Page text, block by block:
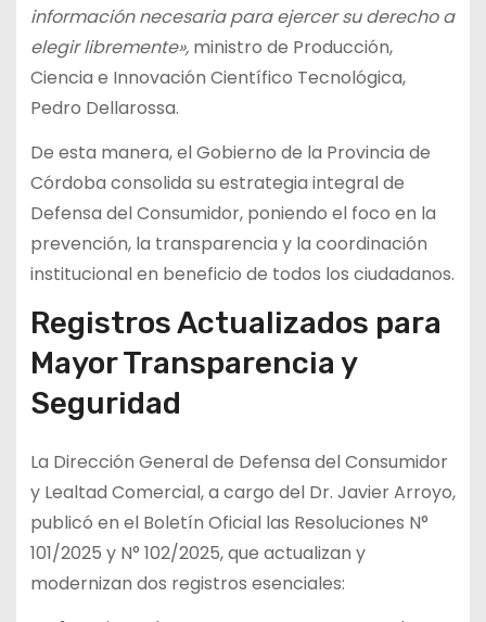
información necesaria para ejercer su derecho a
elegir libremente»,ministro de Producción,
Ciencia e Innovación Científico Tecnológica,
Pedro Dellarossa.
De esta manera, el Gobierno de la Provincia de
Córdoba consolida su estrategia integral de
Defensa del Consumidor, poniendo el foco en la
prevención, la transparencia y la coordinación
institucional en beneficio de todos los ciudadanos.
Registros Actualizados para
Mayor Transparencia y
Seguridad
La Dirección General de Defensa del Consumidor
y Lealtad Comercial, a cargo del Dr. Javier Arroyo,
publicó en el Boletín Oficial las Resoluciones N°
101/2025 y N° 102/2025, que actualizan y
modernizan dos registros esenciales: